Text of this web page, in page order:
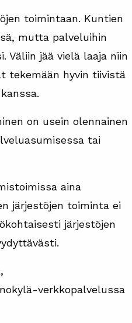
toimintaan. Kuntien
mutta palveluihin
Väliin jää vielä laaja niin
tekemään hyvin tiivistä
on usein olennainen
tai
aina
järjestöjen toiminta ei
järjestöjen
verkkopalvelussa